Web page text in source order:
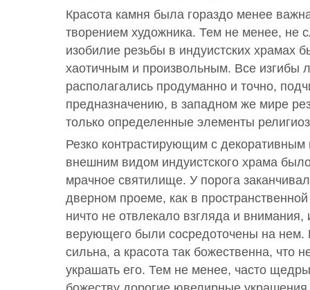
Красота камня была гораздо менее
творением художника. Тем не менее, не
изобилие резьбы в индуистских храмах
хаотичным и произвольным. Все изгибы
располагались продуманно и точно,
предназначению, в западном же мире
только определенные элементы
Резко контрастирующим с
внешним видом индуистского храма
мрачное святилище. У порога
дверном проеме, как в
ничто не отвлекало взгляда и внимания,
верующего были сосредоточены на нем.
сильна, а красота так божественна, что
украшать его. Тем не менее, часто